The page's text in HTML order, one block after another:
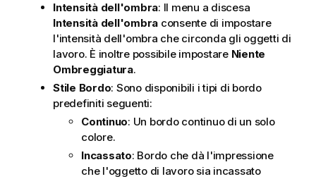
Intensità dell'ombra: Il menu a discesa
Intensità dell'ombra consente di impostare
l'intensità dell'ombra che circonda gli oggetti di
lavoro. È inoltre possibile impostare Niente
Ombreggiatura.
Stile Bordo: Sono disponibili i tipi di bordo
predefiniti seguenti:
Continuo: Un bordo continuo di un solo
colore.
Incassato: Bordo che dà l'impressione
che l'oggetto di lavoro sia incassato